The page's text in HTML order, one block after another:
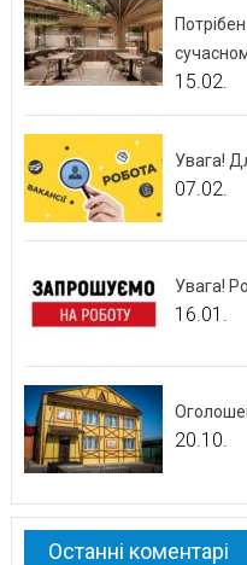
15.02.
Увага!
07.02.
Увага!
16.01.
20.10.
Останні коментарі